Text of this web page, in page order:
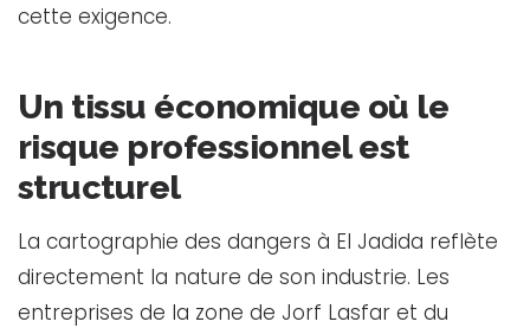
cette exigence.
Un tissu économique où le
risque professionnel est
structurel
La cartographie des dangers à El Jadida reflète
directement la nature de son industrie. Les
entreprises de la zone de Jorf Lasfar et du